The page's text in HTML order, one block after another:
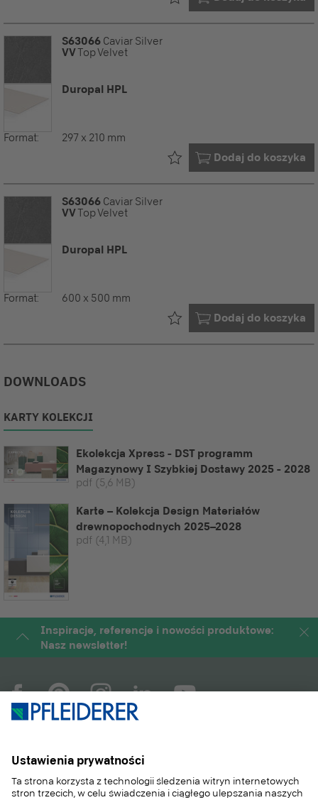
S63066 Caviar Silver
VVTop Velvet
Duropal HPL
Format: 297 x 210 mm
Dodaj do koszyka
Już w Twoim
S63066 Caviar Silver
VVTop Velvet
Duropal HPL
Format: 600 x 500 mm
Dodaj do koszyka
Już w Twoim
DOWNLOADS
KARTY KOLEKCJI
Ekolekcja Xpress - DST programm
Magazynowy I Szybkiej Dostawy 2025 - 2028
pdf (5,6 MB)
Karte – Kolekcja Design Materiałów
drewnopochodnych 2025–2028
pdf (4,1 MB)
Inspiracje, referencje i nowości produktowe:
Nasz newsletter!
PRODUKTY